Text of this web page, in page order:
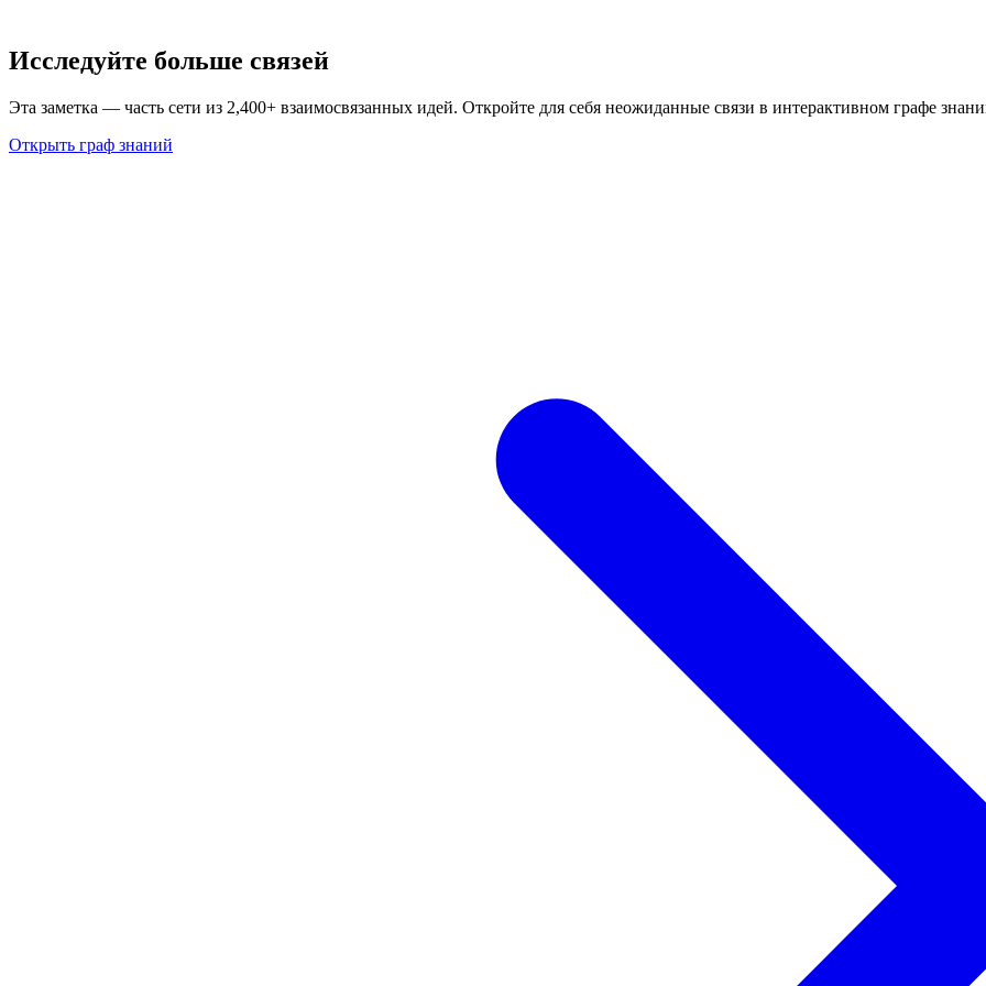
Исследуйте больше связей
Эта заметка — часть сети из 2,400+ взаимосвязанных идей. Откройте для себя неожиданные связи в интерактивном графе
Открыть граф знаний